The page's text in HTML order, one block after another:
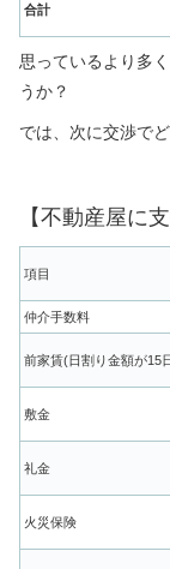
合計
思っているより多
うか？
では、次に交渉で
【不動産屋に
項目
仲介手数料
前家賃(日割り金額が15
敷金
礼金
火災保険